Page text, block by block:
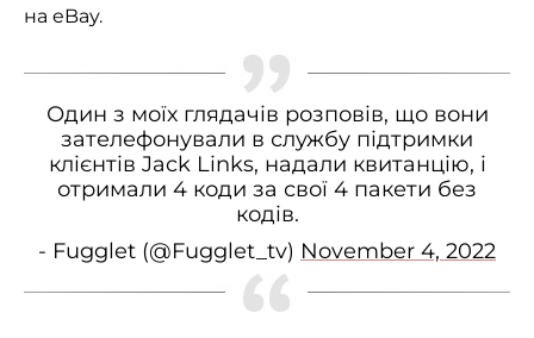
на eBay.
Один з моїх глядачів розповів, що вони
зателефонували в службу підтримки
клієнтів Jack Links, надали квитанцію, і
отримали 4 коди за свої 4 пакети без
кодів.
- Fugglet (@Fugglet_tv) November 4, 2022